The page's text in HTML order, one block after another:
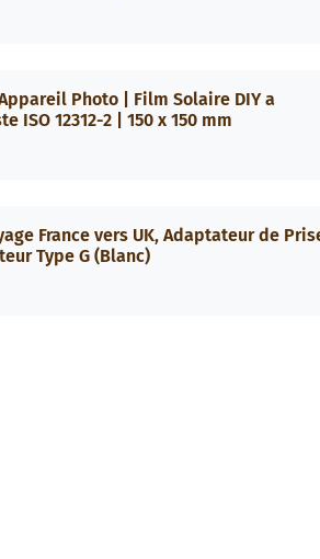
Photo | Film Solaire DIY a
ISO 12312-2 | 150 x 150 mm
France vers UK, Adaptateur de
Type G (Blanc)